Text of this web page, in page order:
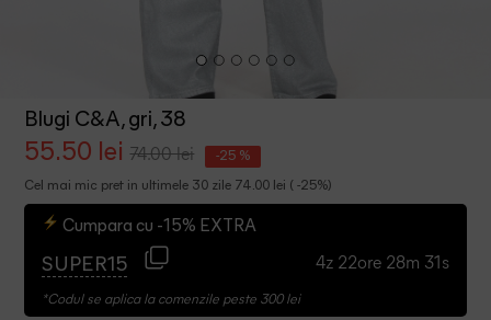
Blugi C&A, gri, 38
55.50 lei 74.00 lei -25 %
Cel mai mic pret in ultimele 30 zile 74.00 lei ( -25%)
Cumpara cu -15% EXTRA
SUPER15 4z 22ore 28m 31s
*Codul se aplica la comenzile peste 300 lei